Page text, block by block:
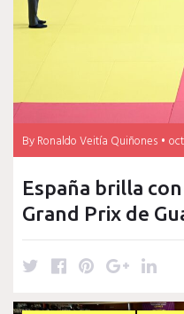
ByRonaldo Veitía Quiñones
España brilla
Grand Prix de
F P G L